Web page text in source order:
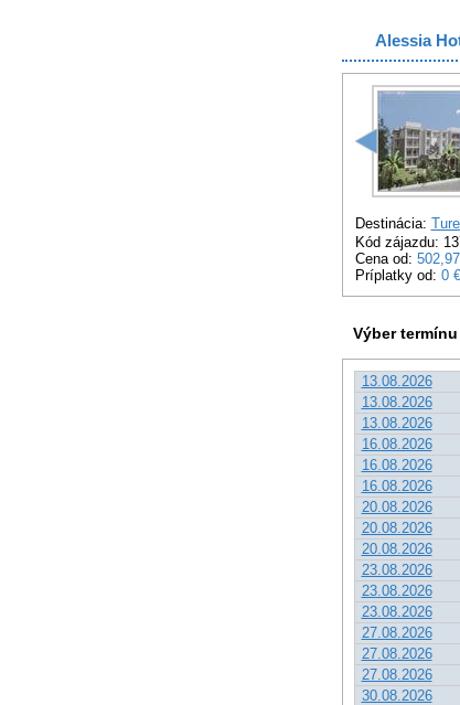
Alessia
Destinácia:
Kód zájazdu:
Cena od:
Príplatky od: 0 €
Výber termínu
13.08.2026
13.08.2026
13.08.2026
16.08.2026
16.08.2026
16.08.2026
20.08.2026
20.08.2026
20.08.2026
23.08.2026
23.08.2026
23.08.2026
27.08.2026
27.08.2026
27.08.2026
30.08.2026